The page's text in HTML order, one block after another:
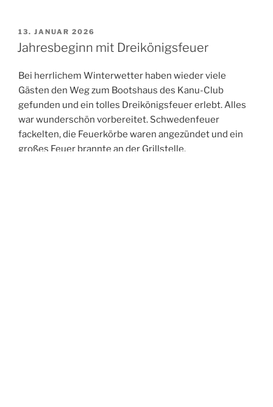
VERÖFFENTLICHT
AM
13. JANUAR 2026
Jahresbeginn mit Dreikönigsfeuer
Bei herrlichem Winterwetter haben wieder viele
Gästen den Weg zum Bootshaus des Kanu-Club
gefunden und ein tolles Dreikönigsfeuer erlebt. Alles
war wunderschön vorbereitet. Schwedenfeuer
fackelten, die Feuerkörbe waren angezündet und ein
großes Feuer brannte an der Grillstelle.